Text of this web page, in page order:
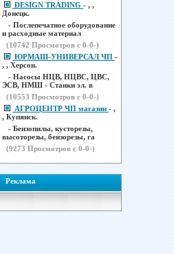
DESIGN TRADING - , ,
Донецк.
- Послепечатное оборудование
и расходные материал
(10742 Просмотров с 0-0-)
ЮРМАШ-УНИВЕРСАЛ ЧП -
, , Херсон.
- Насосы НЦВ, НЦВС, ЦВС,
ЭСВ, НМШ - Станки эл. в
(10553 Просмотров с 0-0-)
АГРОЦЕНТР ЧП магазин - ,
, Купянск.
- Бензопилы, кусторезы,
высоторезы, бензорезы, га
(9273 Просмотров с 0-0-)
Реклама